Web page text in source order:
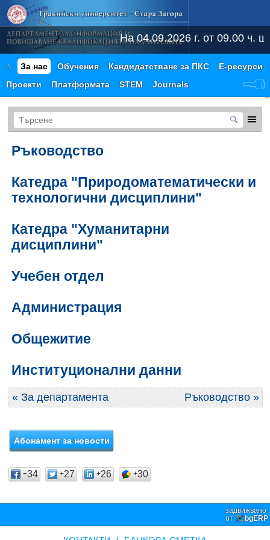
На 04.09.2026 г. от 09.00 ч.
⌂ За нас Обучения Кандидатстване за ПКС
Е-ресурси
Проекти
Платформата STEM Journals
Ръководство
Катедра "Природоматематически и
технологични дисциплини"
Катедра "Хуманитарни
дисциплини"
Учебен отдел
Администрация
Общежитие
Институционални данни
« За департамента Ръководство »
+34 +27 +26 +30
задвижвано
от
bgERP